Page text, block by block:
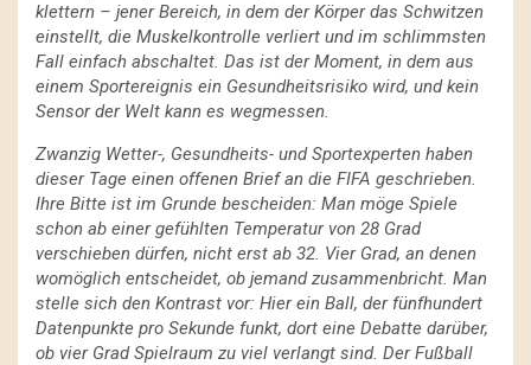
klettern – jener Bereich, in dem der Körper das Schwitzen
einstellt, die Muskelkontrolle verliert und im schlimmsten
Fall einfach abschaltet. Das ist der Moment, in dem aus
einem Sportereignis ein Gesundheitsrisiko wird, und kein
Sensor der Welt kann es wegmessen.
Zwanzig Wetter-, Gesundheits- und Sportexperten haben
dieser Tage einen offenen Brief an die FIFA geschrieben.
Ihre Bitte ist im Grunde bescheiden: Man möge Spiele
schon ab einer gefühlten Temperatur von 28 Grad
verschieben dürfen, nicht erst ab 32. Vier Grad, an denen
womöglich entscheidet, ob jemand zusammenbricht. Man
stelle sich den Kontrast vor: Hier ein Ball, der fünfhundert
Datenpunkte pro Sekunde funkt, dort eine Debatte darüber,
ob vier Grad Spielraum zu viel verlangt sind. Der Fußball